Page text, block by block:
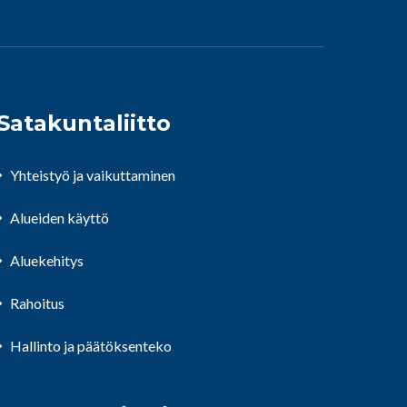
Yhteistyö ja vaikuttaminen
Alueiden käyttö
Aluekehitys
Rahoitus
Hallinto ja päätöksenteko